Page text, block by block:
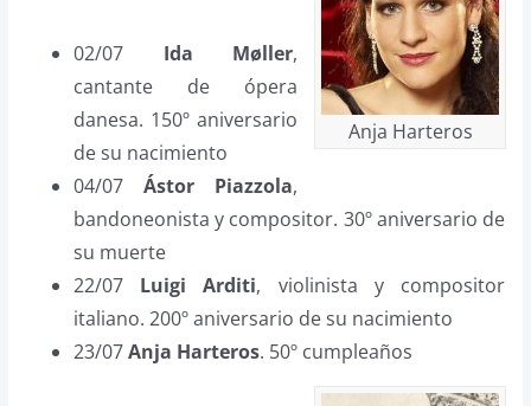
Anja Harteros
02/07 Ida Møller,
cantante de ópera
danesa. 150º aniversario
de su nacimiento
04/07 Ástor Piazzola,
bandoneonista y compositor. 30º aniversario de
su muerte
22/07 Luigi Arditi, violinista y compositor
italiano. 200º aniversario de su nacimiento
23/07Anja Harteros. 50º cumpleaños